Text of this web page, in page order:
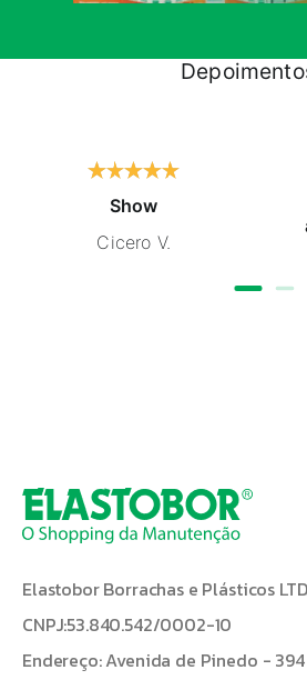
Show
Cicero V.
Elastobor Borrachas e Plásticos
CNPJ:53.840.542/0002-10
Endereço: Avenida de Pinedo - 394